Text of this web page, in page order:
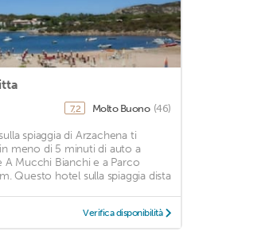
7,2 Molto Buono (46)
spiaggia di Arzachena ti
meno di 5 minuti di auto a
A Mucchi Bianchi e a Parco
Questo hotel sulla spiaggia dista
Verifica disponibilità